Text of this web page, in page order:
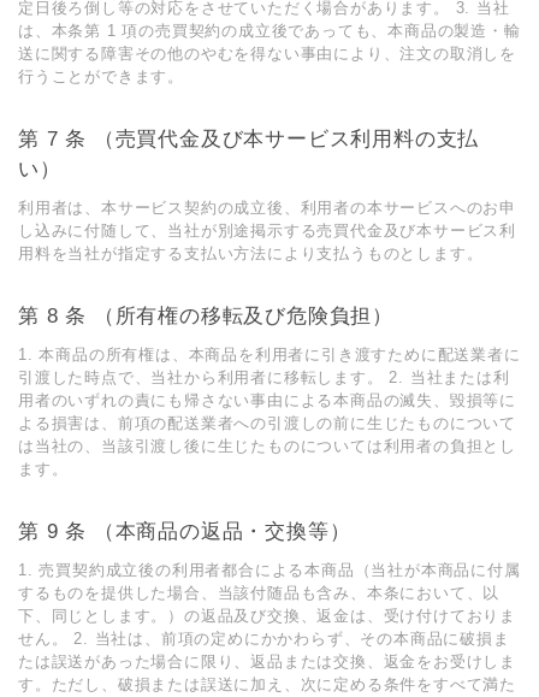
定⽇後ろ倒し等の対応をさせていただく場合があります。 3. 当社
は、本条第 1 項の売買契約の成⽴後であっても、本商品の製造・輸
送に関する障害その他のやむを得ない事由により、注⽂の取消しを
⾏うことができます。
第 7 条 （売買代⾦及び本サービス利⽤料の⽀払
い）
利⽤者は、本サービス契約の成⽴後、利⽤者の本サービスへのお申
し込みに付随して、当社が別途掲⽰する売買代⾦及び本サービス利
⽤料を当社が指定する⽀払い⽅法により⽀払うものとします。
第 8 条 （所有権の移転及び危険負担）
1. 本商品の所有権は、本商品を利⽤者に引き渡すために配送業者に
引渡した時点で、当社から利⽤者に移転します。 2. 当社または利
⽤者のいずれの責にも帰さない事由による本商品の滅失、毀損等に
よる損害は、前項の配送業者への引渡しの前に⽣じたものについて
は当社の、当該引渡し後に⽣じたものについては利⽤者の負担とし
ます。
第 9 条 （本商品の返品・交換等）
1. 売買契約成⽴後の利⽤者都合による本商品（当社が本商品に付属
するものを提供した場合、当該付随品も含み、本条において、以
下、同じとします。）の返品及び交換、返⾦は、受け付けておりま
せん。 2. 当社は、前項の定めにかかわらず、その本商品に破損ま
たは誤送があった場合に限り、返品または交換、返⾦をお受けしま
す。ただし、破損または誤送に加え、次に定める条件をすべて満た